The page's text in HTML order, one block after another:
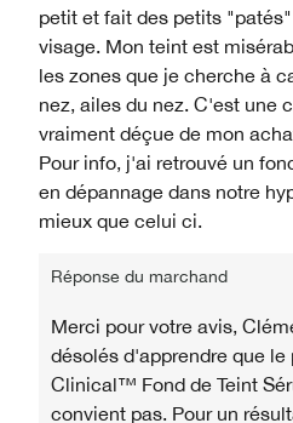
petit et fait des petits
visage. Mon teint est
les zones que je cherche à
nez, ailes du nez. C'est une
vraiment déçue de mon
Pour info, j'ai retrouvé un
en dépannage dans notre
mieux que celui ci.
Réponse du marchand
Merci pour votre avis,
désolés d'apprendre que le
Clinical™ Fond de Teint
convient pas. Pour un